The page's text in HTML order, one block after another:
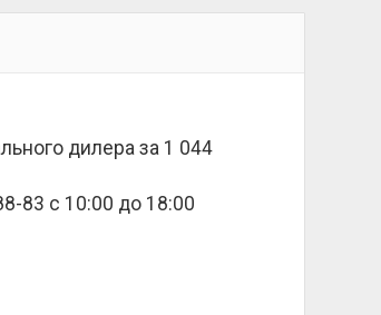
дилера за 1 044
83 с 10:00 до 18:00